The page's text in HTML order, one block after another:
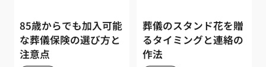
85歳からでも加入可能
な葬儀保険の選び方と
注意点
葬儀のスタンド花を贈
るタイミングと連絡の
作法